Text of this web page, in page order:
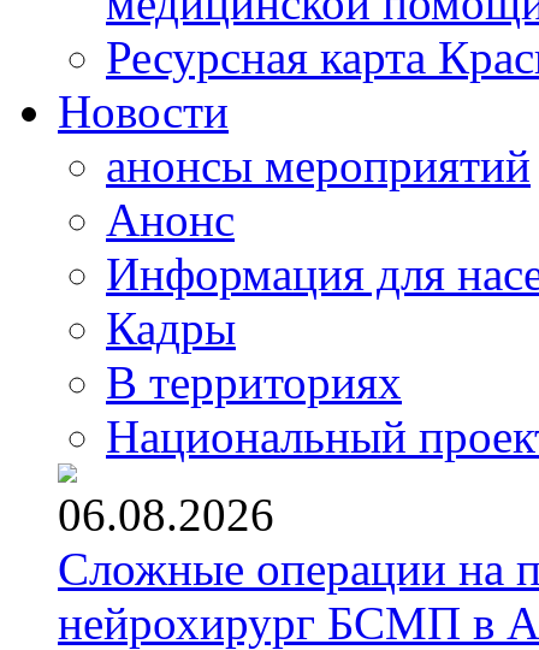
Ресурсная карта
Новости
анонсы мероприятий
Анонс
Информация для
Кадры
В территориях
Национальный
06.08.2026
Сложные операции на
нейрохирург БСМП в